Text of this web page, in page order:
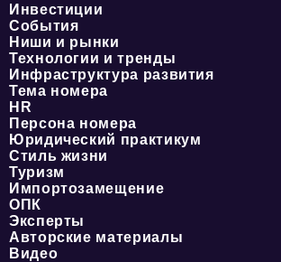
Инвестиции
События
Ниши и рынки
Технологии и тренды
Инфраструктура развития
Тема номера
HR
Персона номера
Юридический практикум
Стиль жизни
Туризм
Импортозамещение
ОПК
Эксперты
Авторские материалы
Видео